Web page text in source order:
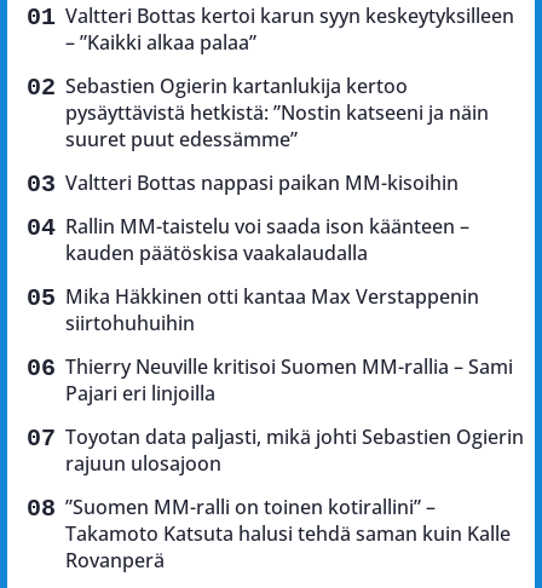
Valtteri Bottas kertoi karun syyn keskeytyksilleen
– ”Kaikki alkaa palaa”
Sebastien Ogierin kartanlukija kertoo
pysäyttävistä hetkistä: ”Nostin katseeni ja näin
suuret puut edessämme”
Valtteri Bottas nappasi paikan MM-kisoihin
Rallin MM-taistelu voi saada ison käänteen –
kauden päätöskisa vaakalaudalla
Mika Häkkinen otti kantaa Max Verstappenin
siirtohuhuihin
Thierry Neuville kritisoi Suomen MM-rallia – Sami
Pajari eri linjoilla
Toyotan data paljasti, mikä johti Sebastien Ogierin
rajuun ulosajoon
”Suomen MM-ralli on toinen kotirallini” –
Takamoto Katsuta halusi tehdä saman kuin Kalle
Rovanperä